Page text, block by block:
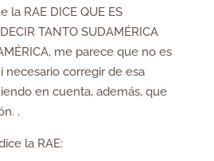
la RAE DICE QUE ES
TANTO SUDAMÉRICA
me parece que no es
necesario corregir de esa
en cuenta, además, que
.
la RAE: